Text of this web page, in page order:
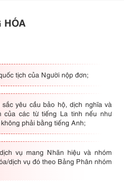
HÓA
tịch của Người nộp đơn;
yêu cầu bảo hộ, dịch nghĩa và
của các từ tiếng La tinh nếu như
phải bằng tiếng Anh;
vụ mang Nhãn hiệu và nhóm
dịch vụ đó theo Bảng Phân nhóm